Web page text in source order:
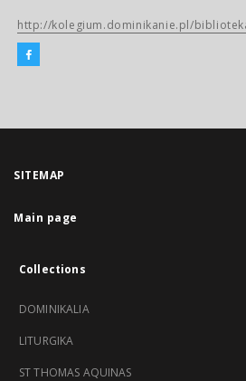
http://kolegium.dominikanie.pl/
SITEMAP
Main page
Collections
DOMINIKALIA
LITURGIKA
ST THOMAS AQUINAS